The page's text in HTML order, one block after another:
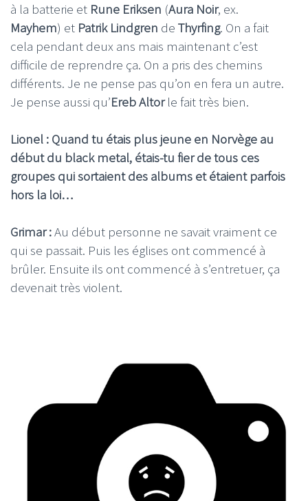
à la batterie et Rune Eriksen (Aura Noir, ex.
Mayhem) et Patrik Lindgren de Thyrfing. On a fait
cela pendant deux ans mais maintenant c’est
difficile de reprendre ça. On a pris des chemins
différents. Je ne pense pas qu’on en fera un autre.
Je pense aussi qu’Ereb Altorle fait très bien.
Lionel : Quand tu étais plus jeune en Norvège au
début du black metal, étais-tu fier de tous ces
groupes qui sortaient des albums et étaient parfois
hors la loi…
Grimar :Au début personne ne savait vraiment ce
qui se passait. Puis les églises ont commencé à
brûler. Ensuite ils ont commencé à s’entretuer, ça
devenait très violent.